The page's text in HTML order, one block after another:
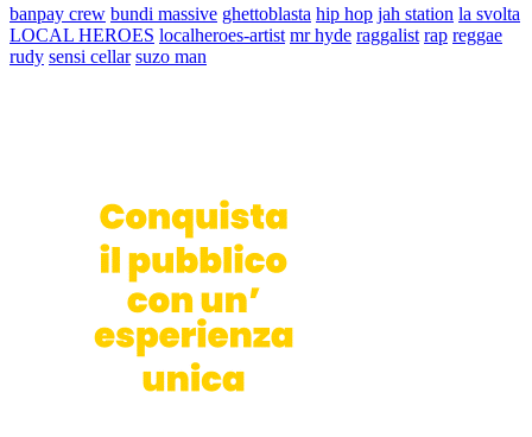
banpay crew bundi massive ghettoblasta hip hop jah station la svolta
LOCAL HEROES localheroes-artist mr hyde raggalist rap reggae
rudy sensi cellar suzo man